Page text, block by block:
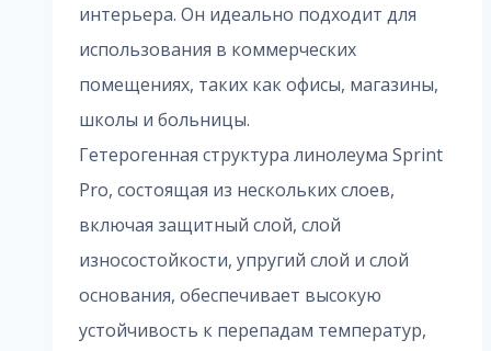
интерьера. Он идеально подходит для
использования в коммерческих
помещениях, таких как офисы, магазины,
школы и больницы.
Гетерогенная структура линолеума Sprint
Pro, состоящая из нескольких слоев,
включая защитный слой, слой
износостойкости, упругий слой и слой
основания, обеспечивает высокую
устойчивость к перепадам температур,